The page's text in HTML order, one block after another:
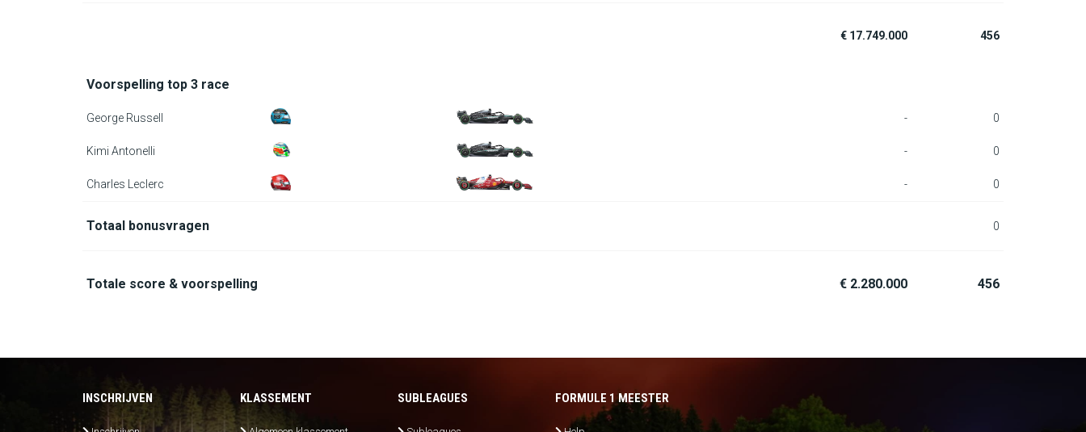
€ 17.749.000 456
Voorspelling top 3 race
George Russell - 0
Kimi Antonelli - 0
Charles Leclerc - 0
Totaal bonusvragen 0
Totale score & voorspelling € 2.280.000 456
INSCHRIJVEN KLASSEMENT SUBLEAGUES FORMULE 1 MEESTER